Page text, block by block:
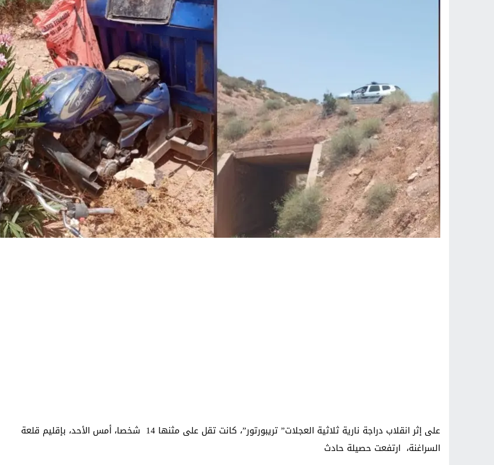
على إثر انقلاب دراجة نارية ثلاثية العجلات” تريبورتور”، كانت تقل على مثنها 14 شخصا، أمس الأحد، بإقليم قلعة
السراغنة، ارتفعت حصيلة حادث